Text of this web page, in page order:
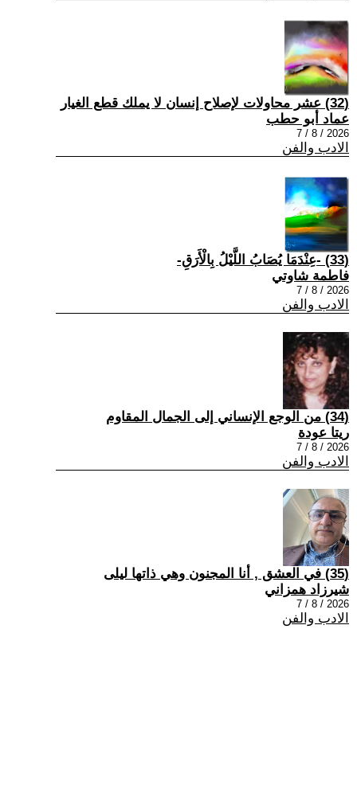
(32) عشر محاولات لإصلاح إنسان لا يملك قطع الغيار
عماد أبو حطب
2026 / 8 / 7
الادب والفن
(33) -عِنْدَمَا يُصَابُ اللَّيْلُ بِالْأَرَقِ-
فاطمة شاوتي
2026 / 8 / 7
الادب والفن
(34) من الوجع الإنساني إلى الجمال المقاوم
ريتا عودة
2026 / 8 / 7
الادب والفن
(35) في العشق , أنا المجنون وهي ذاتها ليلى
شيرزاد همزاني
2026 / 8 / 7
الادب والفن